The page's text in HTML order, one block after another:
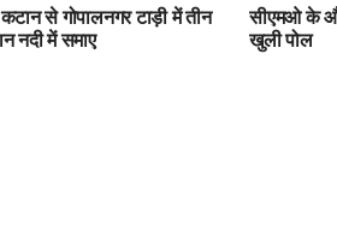
से गोपालनगर टाड़ी में तीन
नदी में समाए
सीएमओ के
खुली पोल